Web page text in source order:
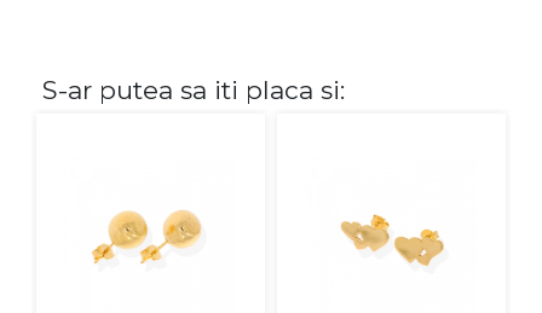
S-ar putea sa iti placa si: